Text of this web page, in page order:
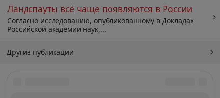
Ландспауты всё чаще появляются в России
Согласно исследованию, опубликованному в Докладах
Российской академии наук,...
Другие публикации